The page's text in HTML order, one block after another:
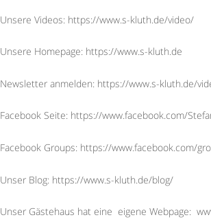
Unsere Videos: https://www.s-kluth.de/video/
Unsere Homepage: https://www.s-kluth.de
Newsletter anmelden: https://www.s-kluth.de/
Facebook Seite: https://www.facebook.com/
Facebook Groups: https://www.facebook.com/
Unser Blog: https://www.s-kluth.de/blog/
Unser Gästehaus hat eine eigene Webpage: